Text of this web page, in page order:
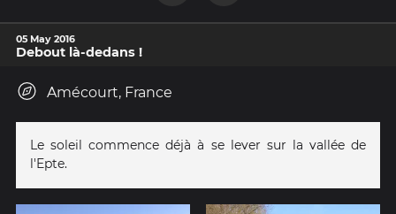
05 May 2016
Debout là-dedans !
Amécourt, France
Le soleil commence déjà à se lever sur la vallée de
l'Epte.